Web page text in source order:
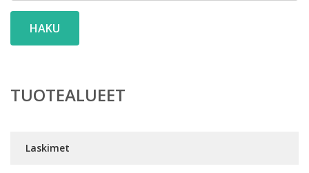
HAKU
TUOTEALUEET
Laskimet